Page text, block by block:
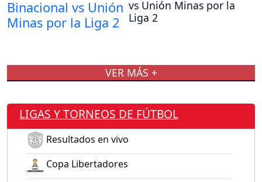
vs Unión Minas por la
Liga 2
VER MÁS +
LIGAS Y TORNEOS DE FÚTBOL
Resultados en vivo
Copa Libertadores